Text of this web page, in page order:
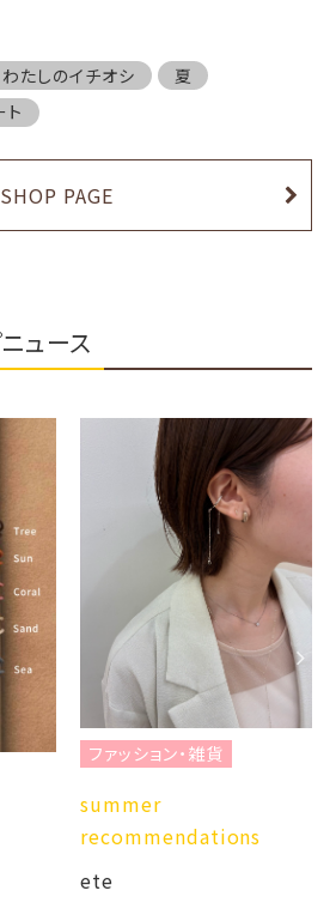
わたしのイチオシ
夏
ト
SHOP PAGE
ュース
ファッション・雑貨
summer
recommendations
ete